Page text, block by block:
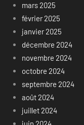
mars 2025
février 2025
janvier 2025
décembre 2024
novembre 2024
octobre 2024
septembre 2024
août 2024
juillet 2024